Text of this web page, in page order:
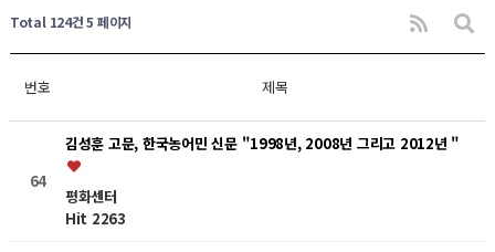
Total 124건5 페이지
번호 제목
64
김성훈 고문, 한국농어민 신문 "1998년, 2008년 그리고 2012년 "
평화센터
Hit 2263